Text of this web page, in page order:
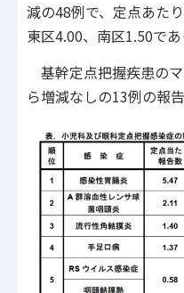
減の48例で、定点あた
東区4.00、南区1.50であ
基幹定点把握疾患の
ら増減なしの13例の報告